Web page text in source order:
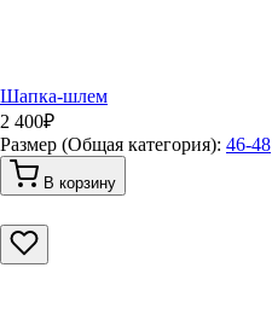
Шапка-шлем
2 400₽
Размер (Общая категория): 46-48
В корзину